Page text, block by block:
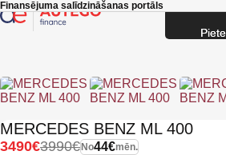
Skip to main content
Finansējuma salīdzināšanas portāls
MERCEDES BENZ ML 400
No44€mēn.
3990€
3490€